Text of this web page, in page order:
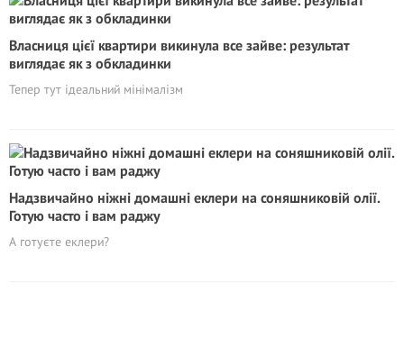
Власниця цієї квартири викинула все зайве: результат
виглядає як з обкладинки
Тепер тут ідеальний мінімалізм
Надзвичайно ніжні домашні еклери на соняшниковій олії.
Готую часто і вам раджу
А готуєте еклери?